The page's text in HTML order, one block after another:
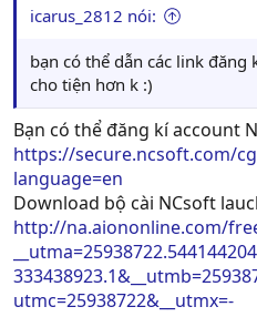
icarus_2812 nói:
bạn có thể dẫn các link
cho tiện hơn k :)
Bạn có thể đăng kí account
https://secure.ncsoft.com/
language=en
Download bộ cài NCsoft
http://na.aiononline.com/
utmc=25938722&__utmx=-